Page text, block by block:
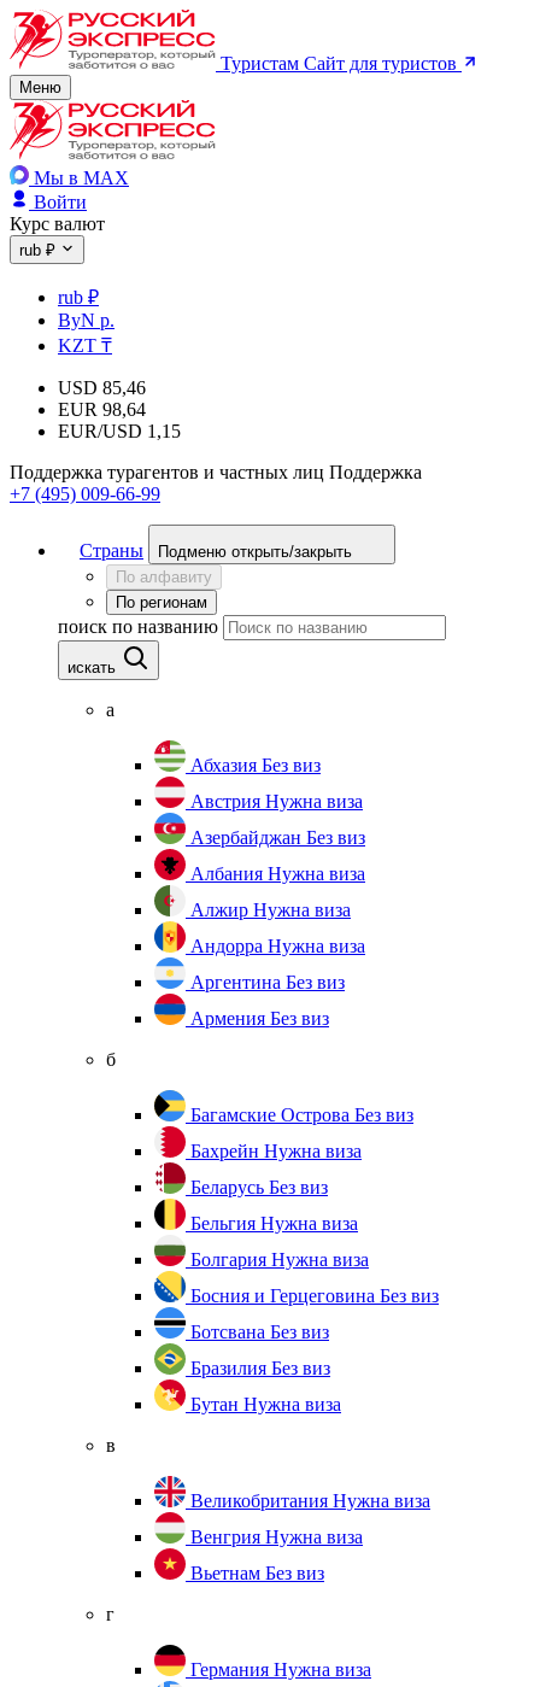
Туристам Сайт для туристов
Меню
Мы в MAX
Войти
Курс валют
rub ₽
rub ₽
ByN р.
KZT ₸
USD 85,46
EUR 98,64
EUR/USD 1,15
Поддержка турагентов и частных лиц Поддержка
+7 (495) 009-66-99
Страны
Подменю открыть/закрыть
По алфавиту
По регионам
поиск по названию
искать
а
Абхазия Без виз
Австрия Нужна виза
Азербайджан Без виз
Албания Нужна виза
Алжир Нужна виза
Андорра Нужна виза
Аргентина Без виз
Армения Без виз
б
Багамские Острова Без виз
Бахрейн Нужна виза
Беларусь Без виз
Бельгия Нужна виза
Болгария Нужна виза
Босния и Герцеговина Без виз
Ботсвана Без виз
Бразилия Без виз
Бутан Нужна виза
в
Великобритания Нужна виза
Венгрия Нужна виза
Вьетнам Без виз
г
Германия Нужна виза